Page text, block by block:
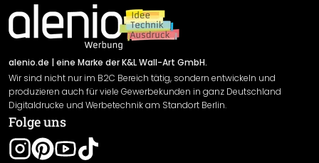
Newsletter An-/Abmeldung
Sendungsverfolgung
Impressum
Versand & Zahlung
Rücksendung
Widerrufsrecht
Datenschutzerklärung
Gewährleistung
Leistungserklärung / CE-Zeichen
alenio.de | eine Marke der K&L Wall-Art GmbH.
Wir sind nicht nur im B2C Bereich tätig, sondern entwickeln und
produzieren auch für viele Gewerbekunden in ganz Deutschland
Digitaldrucke und Werbetechnik am Standort Berlin.
Folge uns